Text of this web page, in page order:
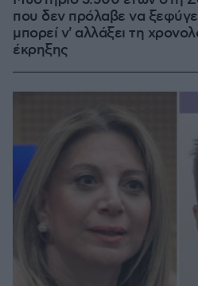
που δεν πρόλαβε να
μπορεί ν' αλλάξει τη
έκρηξης